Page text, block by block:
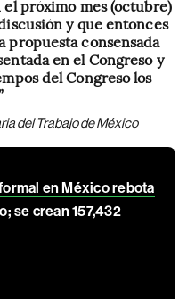
el próximo mes (octubre)
y que entonces
propuesta consensada
en el Congreso y
del Congreso los
del Trabajo de México
en México rebota
se crean 157,432